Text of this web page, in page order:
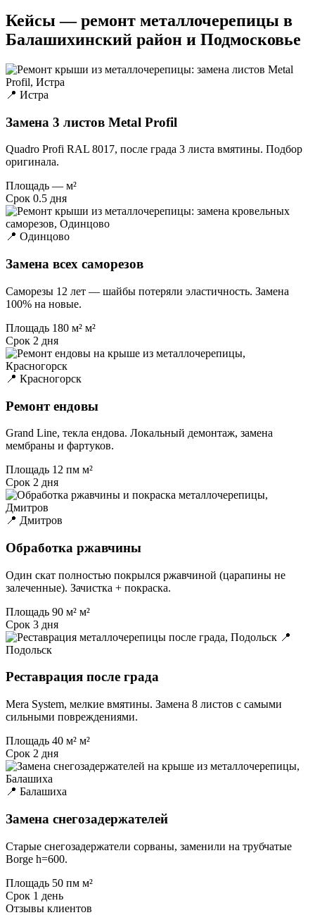
Кейсы — ремонт металлочерепицы в
Балашихинский район и Подмосковье
📍 Истра
Замена 3 листов Metal Profil
Quadro Profi RAL 8017, после града 3 листа вмятины. Подбор
оригинала.
Площадь — м²
Срок 0.5 дня
📍 Одинцово
Замена всех саморезов
Саморезы 12 лет — шайбы потеряли эластичность. Замена
100% на новые.
Площадь 180 м² м²
Срок 2 дня
📍 Красногорск
Ремонт ендовы
Grand Line, текла ендова. Локальный демонтаж, замена
мембраны и фартуков.
Площадь 12 пм м²
Срок 2 дня
📍 Дмитров
Обработка ржавчины
Один скат полностью покрылся ржавчиной (царапины не
залеченные). Зачистка + покраска.
Площадь 90 м² м²
Срок 3 дня
📍
Подольск
Реставрация после града
Mera System, мелкие вмятины. Замена 8 листов с самыми
сильными повреждениями.
Площадь 40 м² м²
Срок 2 дня
📍 Балашиха
Замена снегозадержателей
Старые снегозадержатели сорваны, заменили на трубчатые
Borge h=600.
Площадь 50 пм м²
Срок 1 день
Отзывы клиентов